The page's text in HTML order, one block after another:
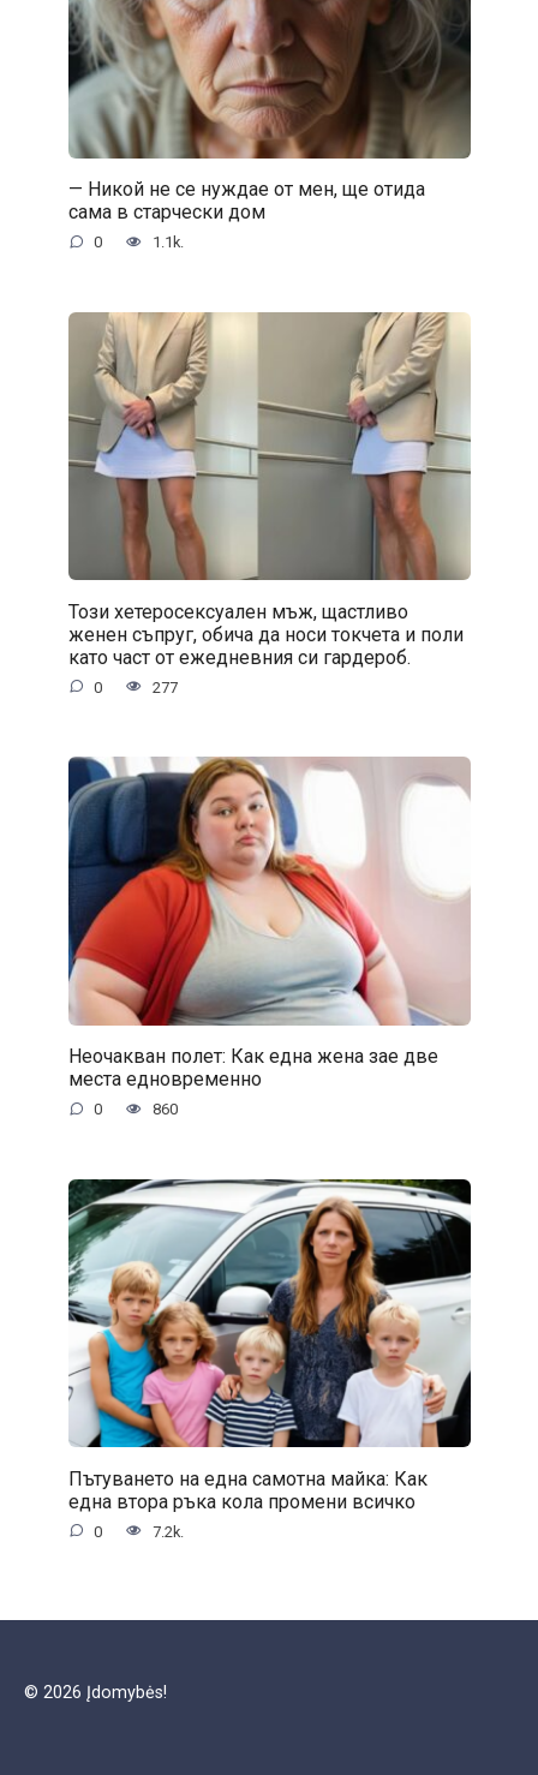
— Никой не се нуждае от мен, ще отида
сама в старчески дом
0 1.1k.
Този хетеросексуален мъж, щастливо
женен съпруг, обича да носи токчета и поли
като част от ежедневния си гардероб.
0 277
Неочакван полет: Как една жена зае две
места едновременно
0 860
Пътуването на една самотна майка: Как
една втора ръка кола промени всичко
0 7.2k.
© 2026 Įdomybės!